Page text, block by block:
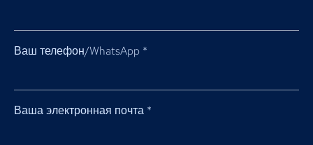
Ваш телефон/WhatsApp *
Ваша электронная почта *